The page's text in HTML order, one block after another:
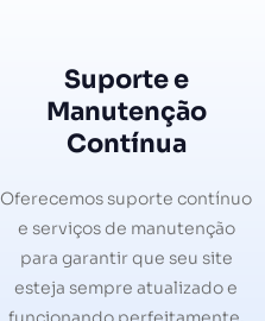
Suporte e
Manutenção
Contínua
Oferecemos suporte contínuo
e serviços de manutenção
para garantir que seu site
esteja sempre atualizado e